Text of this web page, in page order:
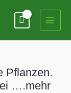
Pflanzen.
….mehr